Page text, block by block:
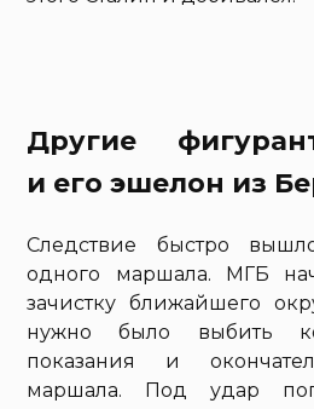
Другие
и его эшелон из
Следствие быстро
одного маршала. МГБ
зачистку ближайшего
нужно было выбить
показания и
маршала. Под удар